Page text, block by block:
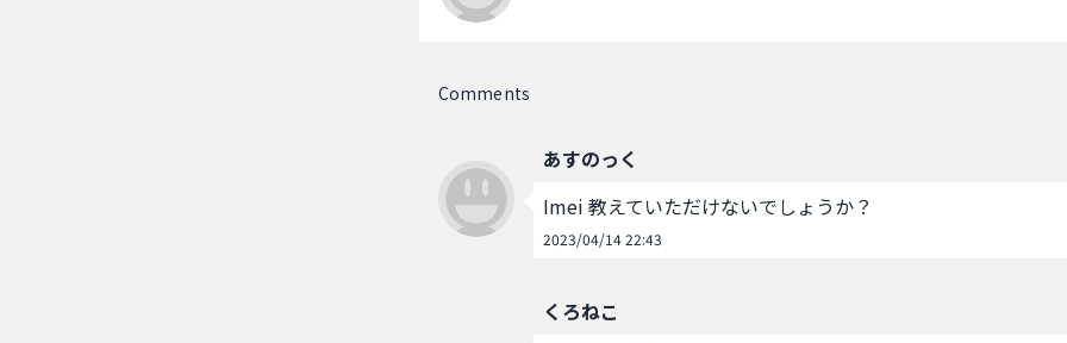
Comments
あすのっく
Imei 教えていただけないでしょうか？
2023/04/14 22:43
くろねこ